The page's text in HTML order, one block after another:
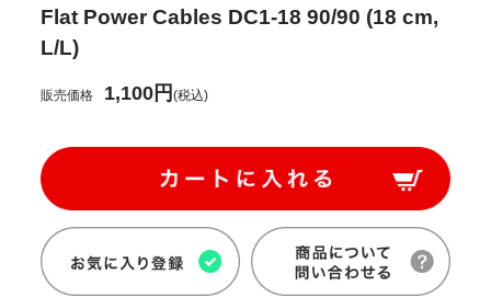
Flat Power Cables DC1-18 90/90 (18 cm,
L/L)
販売価格 1,100円(税込)